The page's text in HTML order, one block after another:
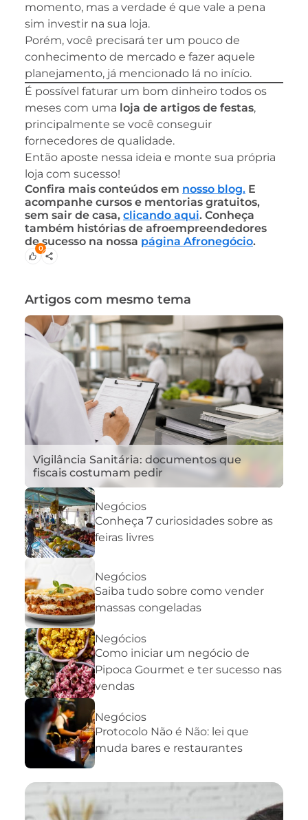
momento, mas a verdade é que vale a pena
sim investir na sua loja.
Porém, você precisará ter um pouco de
conhecimento de mercado e fazer aquele
planejamento, já mencionado lá no início.
É possível faturar um bom dinheiro todos os
meses com uma loja de artigos de festas,
principalmente se você conseguir
fornecedores de qualidade.
Então aposte nessa ideia e monte sua própria
loja com sucesso!
Confira mais conteúdos em nosso blog. E
acompanhe cursos e mentorias gratuitos,
sem sair de casa, clicando aqui. Conheça
também histórias de afroempreendedores
de sucesso na nossa página Afronegócio.
0
Artigos com mesmo tema
Vigilância Sanitária: documentos que
fiscais costumam pedir
Negócios
Conheça 7 curiosidades sobre as
feiras livres
Negócios
Saiba tudo sobre como vender
massas congeladas
Negócios
Como iniciar um negócio de
Pipoca Gourmet e ter sucesso nas
vendas
Negócios
Protocolo Não é Não: lei que
muda bares e restaurantes